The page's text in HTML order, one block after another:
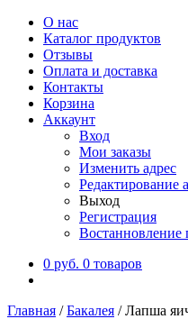
О нас
Каталог продуктов
Отзывы
Оплата и доставка
Контакты
Корзина
Аккаунт
Вход
Мои заказы
Изменить адрес
Редактирование
Выход
Регистрация
Востанновление
0 руб. 0 товаров
Главная / Бакалея /Лапша